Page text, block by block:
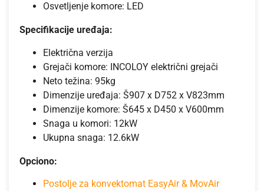
Osvetljenje komore: LED
Specifikacije uređaja:
Električna verzija
Grejači komore: INCOLOY električni grejači
Neto težina: 95kg
Dimenzije uređaja: Š907 x D752 x V823mm
Dimenzije komore: Š645 x D450 x V600mm
Snaga u komori: 12kW
Ukupna snaga: 12.6kW
Opciono:
Postolje za konvektomat EasyAir & MovAir